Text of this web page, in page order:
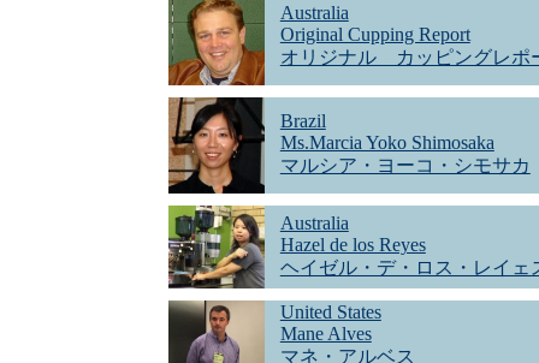
Australia
Original Cupping Report
オリジナル カッピングレポ
Brazil
Ms.Marcia Yoko Shimosaka
マルシア・ヨーコ・シモサカ
Australia
Hazel de los Reyes
ヘイゼル・デ・ロス・レイェ
United States
Mane Alves
マネ・アルベス